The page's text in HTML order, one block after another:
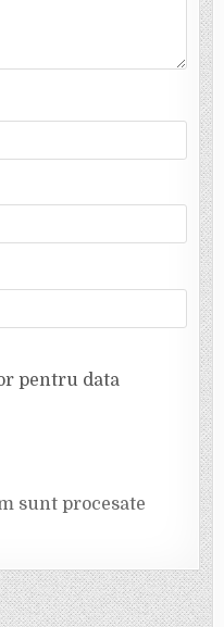
pentru data
sunt procesate